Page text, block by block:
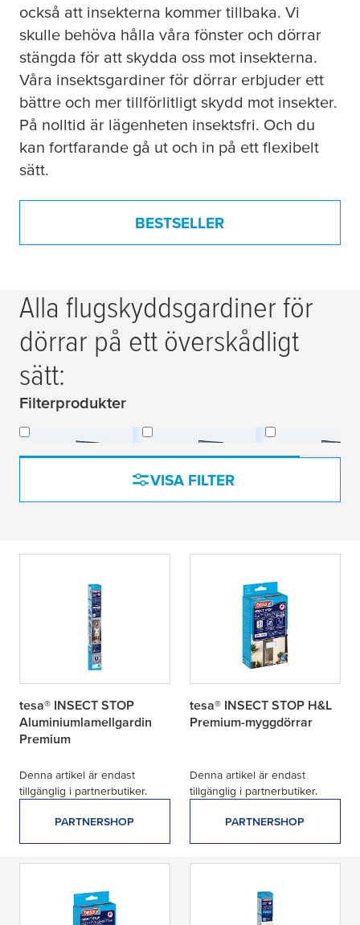
också att insekterna kommer tillbaka. Vi
skulle behöva hålla våra fönster och dörrar
stängda för att skydda oss mot insekterna.
Våra insektsgardiner för dörrar erbjuder ett
bättre och mer tillförlitligt skydd mot insekter.
På nolltid är lägenheten insektsfri. Och du
kan fortfarande gå ut och in på ett flexibelt
sätt.
BESTSELLER
Alla flugskyddsgardiner för
dörrar på ett överskådligt
sätt:
Filterprodukter
VISA FILTER
tesa® INSECT STOP
Aluminiumlamellgardin
Premium
Denna artikel är endast
tillgänglig i partnerbutiker.
PARTNERSHOP
tesa® INSECT STOP H&L
Premium-myggdörrar
Denna artikel är endast
tillgänglig i partnerbutiker.
PARTNERSHOP